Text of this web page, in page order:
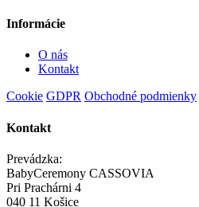
Informácie
O nás
Kontakt
Cookie GDPR Obchodné podmienky
Kontakt
Prevádzka:
BabyCeremony CASSOVIA
Pri Prachárni 4
040 11 Košice